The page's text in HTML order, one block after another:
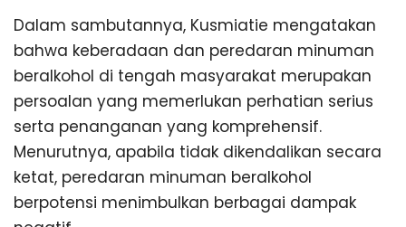
Dalam sambutannya, Kusmiatie mengatakan
bahwa keberadaan dan peredaran minuman
beralkohol di tengah masyarakat merupakan
persoalan yang memerlukan perhatian serius
serta penanganan yang komprehensif.
Menurutnya, apabila tidak dikendalikan secara
ketat, peredaran minuman beralkohol
berpotensi menimbulkan berbagai dampak